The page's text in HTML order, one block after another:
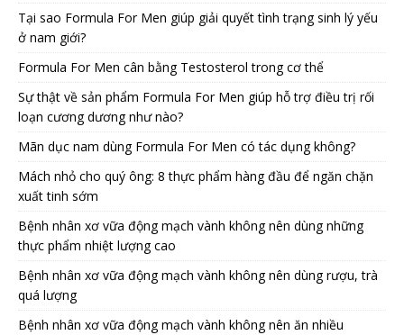
Tại sao Formula For Men giúp giải quyết tình trạng sinh lý yếu
ở nam giới?
Formula For Men cân bằng Testosterol trong cơ thể
Sự thật về sản phẩm Formula For Men giúp hỗ trợ điều trị rối
loạn cương dương như nào?
Mãn dục nam dùng Formula For Men có tác dụng không?
Mách nhỏ cho quý ông: 8 thực phẩm hàng đầu để ngăn chặn
xuất tinh sớm
Bệnh nhân xơ vữa động mạch vành không nên dùng những
thực phẩm nhiệt lượng cao
Bệnh nhân xơ vữa động mạch vành không nên dùng rượu, trà
quá lượng
Bệnh nhân xơ vữa động mạch vành không nên ăn nhiều